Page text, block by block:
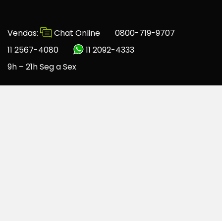
Vendas: Chat Online
0800-719-9707
11 2567-4080
11 2092-4333
9h – 21h Seg a Sex